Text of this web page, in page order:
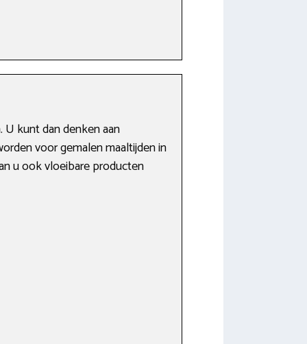
kunt dan denken aan
voor gemalen maaltijden in
u ook vloeibare producten